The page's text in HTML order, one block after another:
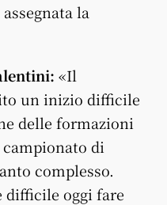
la
«Il
un inizio difficile
delle formazioni
di
complesso.
difficile oggi fare